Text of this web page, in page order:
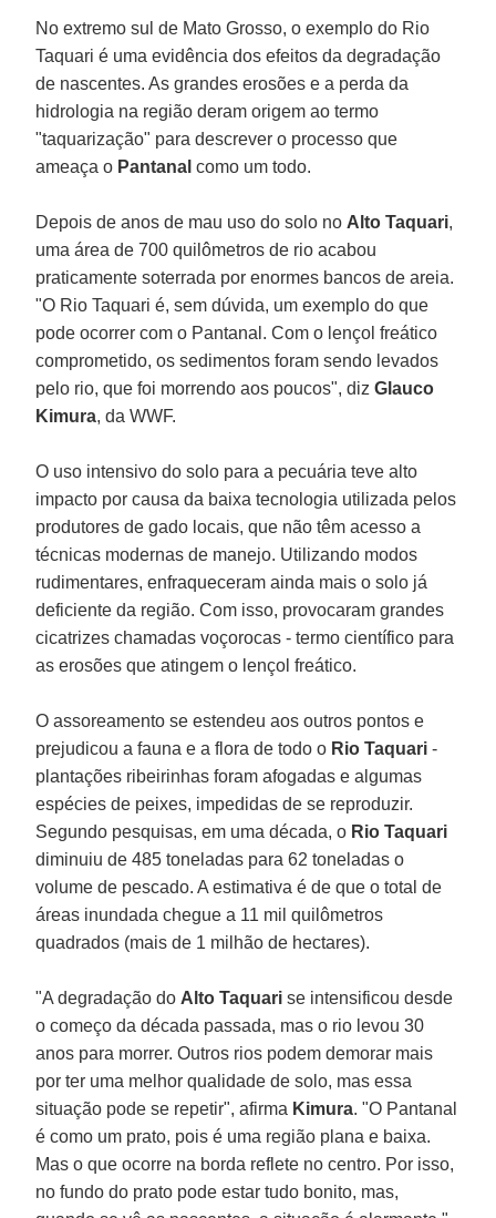
No extremo sul de Mato Grosso, o exemplo do Rio
Taquari é uma evidência dos efeitos da degradação
de nascentes. As grandes erosões e a perda da
hidrologia na região deram origem ao termo
"taquarização" para descrever o processo que
ameaça o Pantanalcomo um todo.
Depois de anos de mau uso do solo no Alto Taquari,
uma área de 700 quilômetros de rio acabou
praticamente soterrada por enormes bancos de areia.
"O Rio Taquari é, sem dúvida, um exemplo do que
pode ocorrer com o Pantanal. Com o lençol freático
comprometido, os sedimentos foram sendo levados
pelo rio, que foi morrendo aos poucos", dizGlauco
Kimura, da WWF.
O uso intensivo do solo para a pecuária teve alto
impacto por causa da baixa tecnologia utilizada pelos
produtores de gado locais, que não têm acesso a
técnicas modernas de manejo. Utilizando modos
rudimentares, enfraqueceram ainda mais o solo já
deficiente da região. Com isso, provocaram grandes
cicatrizes chamadas voçorocas - termo científico para
as erosões que atingem o lençol freático.
O assoreamento se estendeu aos outros pontos e
prejudicou a fauna e a flora de todo o Rio Taquari -
plantações ribeirinhas foram afogadas e algumas
espécies de peixes, impedidas de se reproduzir.
Segundo pesquisas, em uma década, o Rio Taquari
diminuiu de 485 toneladas para 62 toneladas o
volume de pescado. A estimativa é de que o total de
áreas inundada chegue a 11 mil quilômetros
quadrados (mais de 1 milhão de hectares).
"A degradação do Alto Taquari se intensificou desde
o começo da década passada, mas o rio levou 30
anos para morrer. Outros rios podem demorar mais
por ter uma melhor qualidade de solo, mas essa
situação pode se repetir", afirma Kimura. "O Pantanal
é como um prato, pois é uma região plana e baixa.
Mas o que ocorre na borda reflete no centro. Por isso,
no fundo do prato pode estar tudo bonito, mas,